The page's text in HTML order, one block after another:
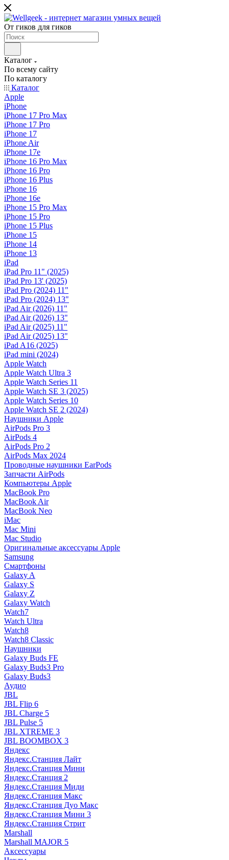
От гиков для гиков
Каталог
По всему сайту
По каталогу
Каталог
Apple
iPhone
iPhone 17 Pro Max
iPhone 17 Pro
iPhone 17
iPhone Air
iPhone 17e
iPhone 16 Pro Max
iPhone 16 Pro
iPhone 16 Plus
iPhone 16
iPhone 16e
iPhone 15 Pro Max
iPhone 15 Pro
iPhone 15 Plus
iPhone 15
iPhone 14
iPhone 13
iPad
iPad Pro 11" (2025)
iPad Pro 13' (2025)
iPad Pro (2024) 11"
iPad Pro (2024) 13"
iPad Air (2026) 11"
iPad Air (2026) 13"
iPad Air (2025) 11"
iPad Air (2025) 13"
iPad A16 (2025)
iPad mini (2024)
Apple Watch
Apple Watch Ultra 3
Apple Watch Series 11
Apple Watch SE 3 (2025)
Apple Watch Series 10
Apple Watch SE 2 (2024)
Наушники Apple
AirPods Pro 3
AirPods 4
AirPods Pro 2
AirPods Max 2024
Проводные наушники EarPods
Запчасти AirPods
Компьютеры Apple
MacBook Pro
MacBook Air
MacBook Neo
iMac
Mac Mini
Mac Studio
Оригинальные аксессуары Apple
Samsung
Смартфоны
Galaxy A
Galaxy S
Galaxy Z
Galaxy Watch
Watch7
Watch Ultra
Watch8
Watch8 Classic
Наушники
Galaxy Buds FE
Galaxy Buds3 Pro
Galaxy Buds3
Аудио
JBL
JBL Flip 6
JBL Charge 5
JBL Pulse 5
JBL XTREME 3
JBL BOOMBOX 3
Яндекс
Яндекс.Станция Лайт
Яндекс.Станция Мини
Яндекс.Станция 2
Яндекс.Станция Миди
Яндекс.Станция Макс
Яндекс.Станция Дуо Макс
Яндекс.Станция Мини 3
Яндекс.Станция Стрит
Marshall
Marshall MAJOR 5
Аксессуары